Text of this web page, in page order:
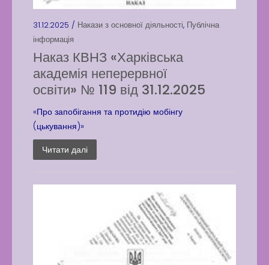
31.12.2025 / Накази з основної діяльності, Публічна
інформація
Наказ КВНЗ «Харківська
академія неперервної
освіти» № 119 від 31.12.2025
«Про запобігання та протидію мобінгу
(цькування)»
Читати далі